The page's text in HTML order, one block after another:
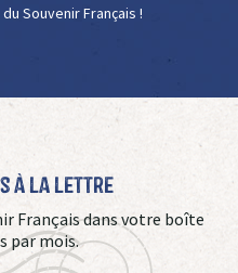
Souvenir Français !
à La Lettre
Français dans votre boîte
par mois.